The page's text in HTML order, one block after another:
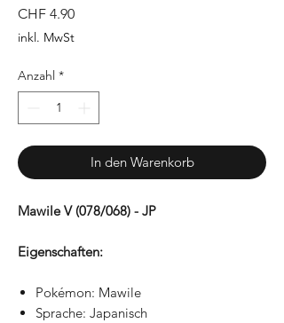
CHF 4.90Preis
inkl. MwSt
Anzahl *
In den Warenkorb
Mawile V (078/068) - JP
Eigenschaften:
Pokémon: Mawile
Sprache: Japanisch